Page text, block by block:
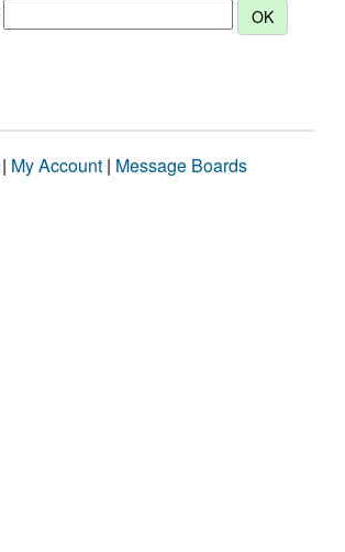
| My Account | Message Boards